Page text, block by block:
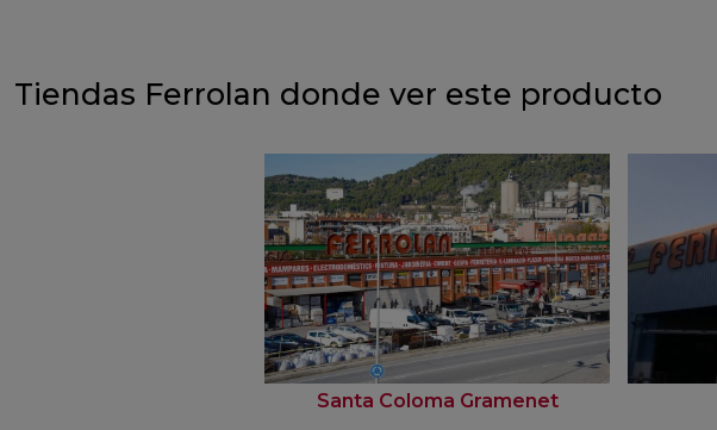
Tiendas Ferrolan donde ver este producto
Santa Coloma Gramenet